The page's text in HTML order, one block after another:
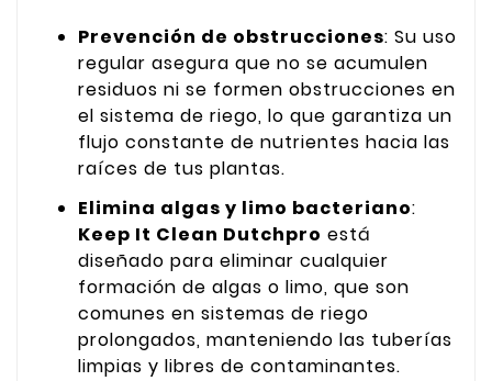
Prevención de obstrucciones: Su uso
regular asegura que no se acumulen
residuos ni se formen obstrucciones en
el sistema de riego, lo que garantiza un
flujo constante de nutrientes hacia las
raíces de tus plantas.
Elimina algas y limo bacteriano:
Keep It Clean Dutchpro está
diseñado para eliminar cualquier
formación de algas o limo, que son
comunes en sistemas de riego
prolongados, manteniendo las tuberías
limpias y libres de contaminantes.